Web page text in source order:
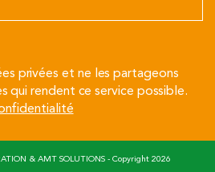
privées et ne les partageons
qui rendent ce service possible.
& AMT SOLUTIONS- Copyright 2026